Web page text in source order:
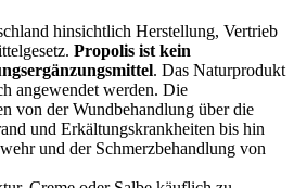
hinsichtlich Herstellung, Vertrieb
Propolis ist kein
. Das Naturprodukt
angewendet werden. Die
von der Wundbehandlung über die
und Erkältungskrankheiten bis hin
und der Schmerzbehandlung von